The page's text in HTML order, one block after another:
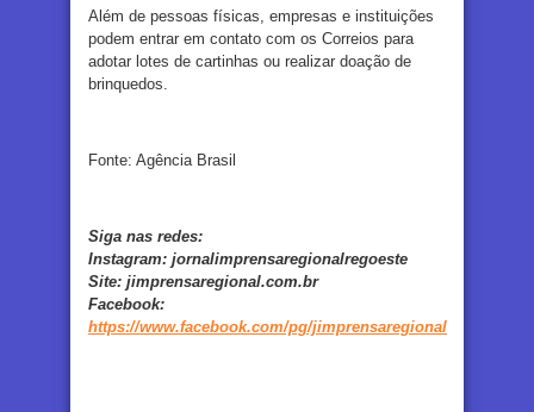
Além de pessoas físicas, empresas e instituições
podem entrar em contato com os Correios para
adotar lotes de cartinhas ou realizar doação de
brinquedos.
Fonte: Agência Brasil
Siga nas redes:
Instagram: jornalimprensaregionalregoeste
Site: jimprensaregional.com.br
Facebook:
https://www.facebook.com/pg/jimprensaregional